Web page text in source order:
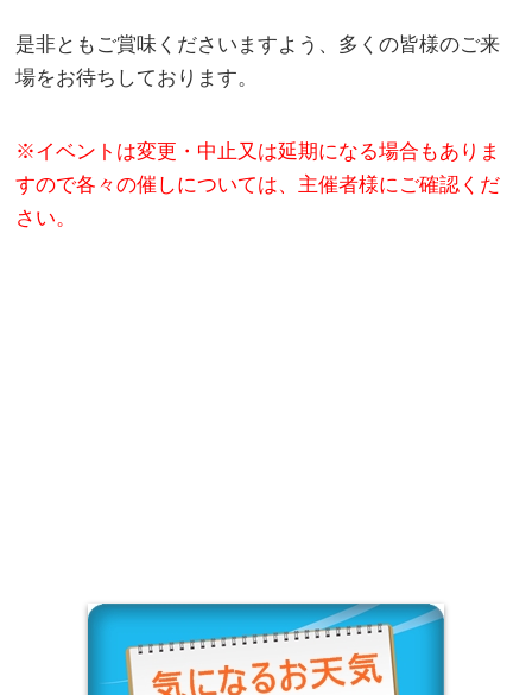
是非ともご賞味くださいますよう、多くの皆様のご来
場をお待ちしております。
※イベントは変更・中止又は延期になる場合もありま
すので各々の催しについては、主催者様にご確認くだ
さい。